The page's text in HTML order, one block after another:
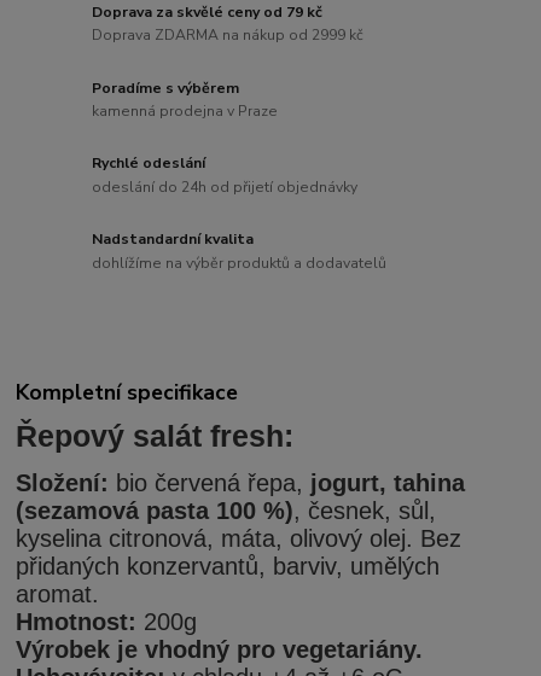
Doprava za skvělé ceny od 79 kč
Doprava ZDARMA na nákup od 2999 kč
Poradíme s výběrem
kamenná prodejna v Praze
Rychlé odeslání
odeslání do 24h od přijetí objednávky
Nadstandardní kvalita
dohlížíme na výběr produktů a dodavatelů
Kompletní specifikace
Řepový salát fresh:
Složení: bio červená řepa, jogurt, tahina
(sezamová pasta 100 %), česnek, sůl,
kyselina citronová, máta, olivový olej. Bez
přidaných konzervantů, barviv, umělých
aromat.
Hmotnost: 200g
Výrobek je vhodný pro vegetariány.